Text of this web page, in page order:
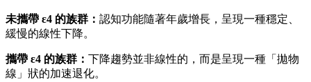
未攜帶 ε4 的族群： 認知功能隨著年歲增長，呈現一種穩定、
緩慢的線性下降。
攜帶 ε4 的族群： 下降趨勢並非線性的，而是呈現一種「拋物
線」狀的加速退化。